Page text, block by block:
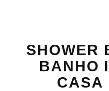
SHOWER
BANHO
CASA